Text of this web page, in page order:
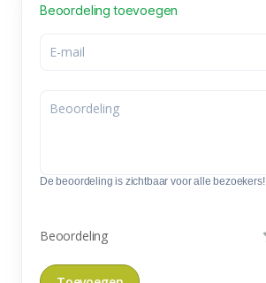
Beoordeling toevoegen
De beoordeling is zichtbaar voor alle bezoekers!
Beoordeling